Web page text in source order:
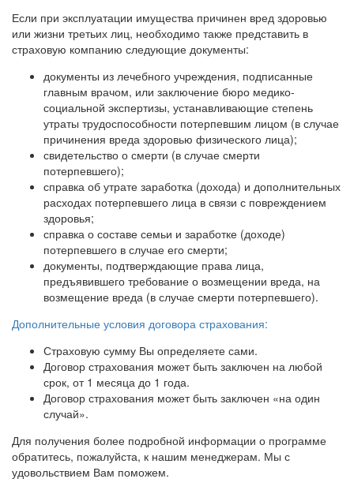
Если при эксплуатации имущества причинен вред здоровью
или жизни третьих лиц, необходимо также представить в
страховую компанию следующие документы:
документы из лечебного учреждения, подписанные
главным врачом, или заключение бюро медико-
социальной экспертизы, устанавливающие степень
утраты трудоспособности потерпевшим лицом (в случае
причинения вреда здоровью физического лица);
свидетельство о смерти (в случае смерти
потерпевшего);
справка об утрате заработка (дохода) и дополнительных
расходах потерпевшего лица в связи с повреждением
здоровья;
справка о составе семьи и заработке (доходе)
потерпевшего в случае его смерти;
документы, подтверждающие права лица,
предъявившего требование о возмещении вреда, на
возмещение вреда (в случае смерти потерпевшего).
Дополнительные условия договора страхования:
Страховую сумму Вы определяете сами.
Договор страхования может быть заключен на любой
срок, от 1 месяца до 1 года.
Договор страхования может быть заключен «на один
случай».
Для получения более подробной информации о программе
обратитесь, пожалуйста, к нашим менеджерам. Мы с
удовольствием Вам поможем.